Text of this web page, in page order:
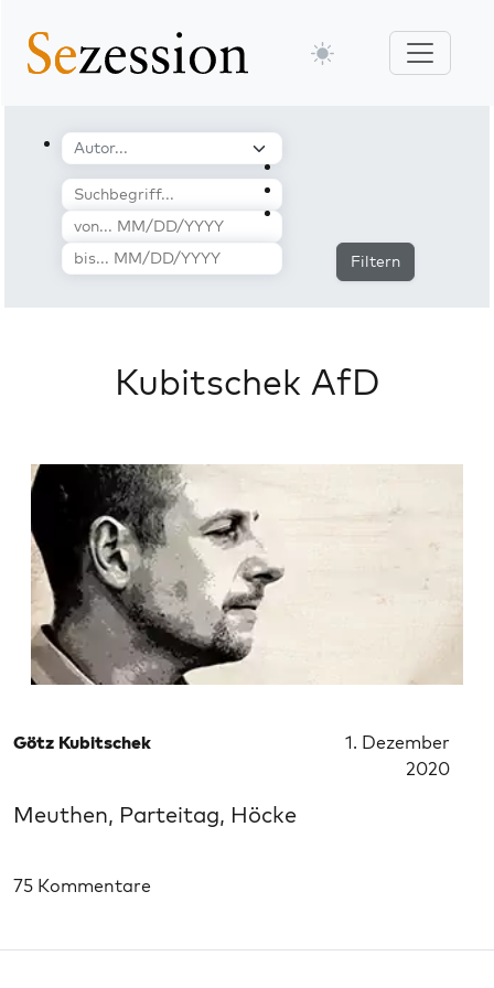
Filtern
Kubitschek AfD
Götz Kubitschek
1. Dezember
2020
Meuthen, Parteitag, Höcke
75 Kommentare